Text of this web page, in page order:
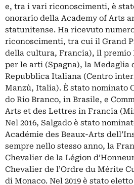
e, tra i vari riconoscimenti, è
onorario della Academy of Arts
statunitense. Ha ricevuto
riconoscimenti, tra cui il Grand
della cultura, Francia), il premio
per le arti (Spagna), la Medaglia
Repubblica Italiana (Centro
Manzù, Italia). È stato nominato
do Rio Branco, in Brasile, e
Arts et des Lettres in Francia
Nel 2016, Salgado è stato
Académie des Beaux-Arts
sempre nello stesso anno, la
Chevalier de la Légion
Chevalier de l’Ordre du Mérite
di Monaco. Nel 2019 è stato